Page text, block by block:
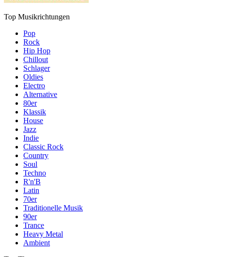
Top Musikrichtungen
Pop
Rock
Hip Hop
Chillout
Schlager
Oldies
Electro
Alternative
80er
Klassik
House
Jazz
Indie
Classic Rock
Country
Soul
Techno
R'n'B
Latin
70er
Traditionelle Musik
90er
Trance
Heavy Metal
Ambient